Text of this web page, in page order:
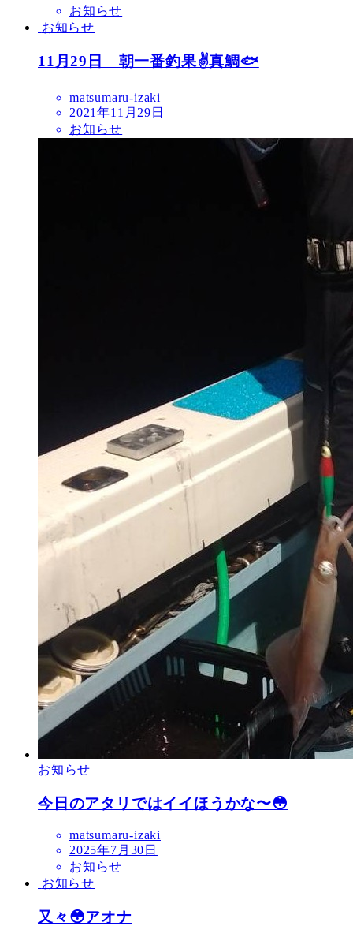
お知らせ
お知らせ
11月29日 朝一番釣果✌️真鯛🐟
matsumaru-izaki
2021年11月29日
お知らせ
お知らせ
今日のアタリではイイほうかな〜😳
matsumaru-izaki
2025年7月30日
お知らせ
お知らせ
又々😳アオナ